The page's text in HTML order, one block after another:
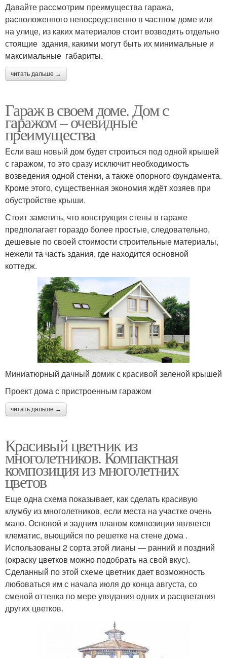
Давайте рассмотрим преимущества гаража,
расположенного непосредственно в частном доме или
на улице, из каких материалов стоит возводить отдельно
стоящие здания, какими могут быть их минимальные и
максимальные габариты.
читать дальше →
Гараж в своем доме. Дом с
гаражом – очевидные
преимущества
Если ваш новый дом будет строиться под одной крышей
с гаражом, то это сразу исключит необходимость
возведения одной стенки, а также опорного фундамента.
Кроме этого, существенная экономия ждёт хозяев при
обустройстве крыши.
Стоит заметить, что конструкция стены в гараже
предполагает гораздо более простые, следовательно,
дешевые по своей стоимости строительные материалы,
нежели та часть здания, где находится основной
коттедж.
Миниатюрный дачный домик с красивой зеленой крышей
Проект дома с пристроенным гаражом
читать дальше →
Красивый цветник из
многолетников. Компактная
композиция из многолетних
цветов
Еще одна схема показывает, как сделать красивую
клумбу из многолетников, если места на участке очень
мало. Основой и задним планом композиции является
клематис, вьющийся по решетке на стене дома .
Использованы 2 сорта этой лианы — ранний и поздний
(окраску цветков можно подобрать на свой вкус).
Сделанный по этой схеме цветник дает возможность
любоваться им с начала июля до конца августа, со
сменой оттенка по мере увядания одних и расцветания
других цветков.